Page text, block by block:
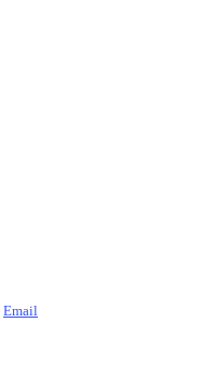
Email